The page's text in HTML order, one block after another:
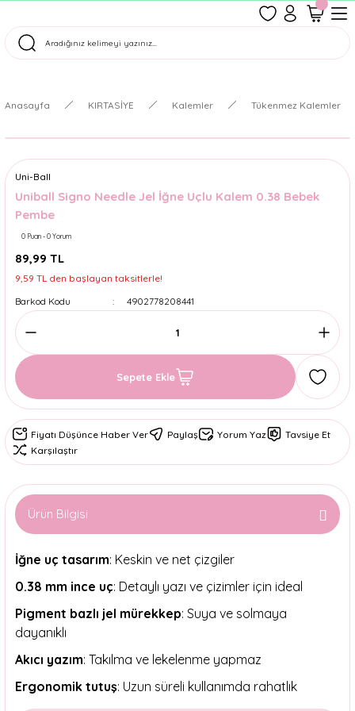
Tüm Siparişler Aynı Gün Kargoda!
Anasayfa KIRTASİYE Kalemler Tükenmez Kalemler
Uni-Ball
Uniball Signo Needle Jel İğne Uçlu Kalem 0.38 Bebek
Pembe
0 Puan - 0 Yorum
89,99 TL
9,59 TL den başlayan taksitlerle!
Barkod Kodu
4902778208441
Sepete Ekle
Fiyatı Düşünce Haber Ver Paylaş Yorum Yaz
Tavsiye Et
Karşılaştır
Ürün Bilgisi
İğne uç tasarım: Keskin ve net çizgiler
0.38 mm ince uç: Detaylı yazı ve çizimler için ideal
Pigment bazlı jel mürekkep: Suya ve solmaya
dayanıklı
Akıcı yazım: Takılma ve lekelenme yapmaz
Ergonomik tutuş: Uzun süreli kullanımda rahatlık